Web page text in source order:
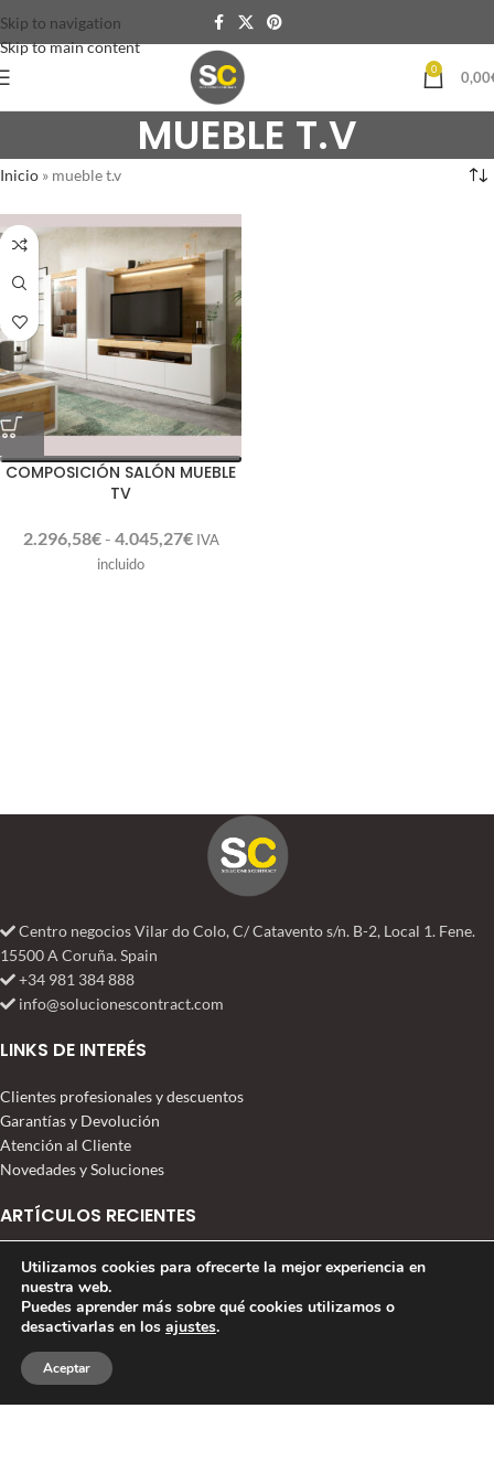
Skip to navigation
Skip to main content
0 0,00
MUEBLE T.V
Inicio » mueble t.v
COMPOSICIÓN SALÓN MUEBLE
TV
2.296,58€ - 4.045,27€ IVA
incluido
Centro negocios Vilar do Colo, C/ Catavento s/n. B-2, Local 1. Fene.
15500 A Coruña. Spain
+34 981 384 888
info@solucionescontract.com
LINKS DE INTERÉS
Clientes profesionales y descuentos
Garantías y Devolución
Atención al Cliente
Novedades y Soluciones
ARTÍCULOS RECIENTES
EQUIPAMIENTO HOTEL RURAL MONTEBREAMO
28 abril, 2026
Taburetes Basculantes en tendencia
7 diciembre, 2025
Utilizamos cookies para ofrecerte la mejor experiencia en
nuestra web.
Puedes aprender más sobre qué cookies utilizamos o
desactivarlas en los ajustes.
Aceptar
DeseosCarrito
Mi cuenta